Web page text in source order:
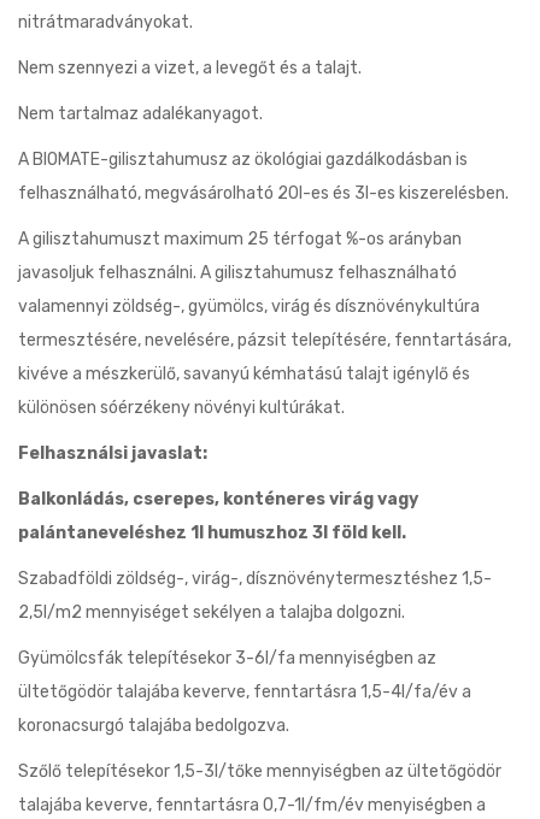
nitrátmaradványokat.
Nem szennyezi a vizet, a levegőt és a talajt.
Nem tartalmaz adalékanyagot.
A BIOMATE-gilisztahumusz az ökológiai gazdálkodásban is
felhasználható, megvásárolható 20l-es és 3l-es kiszerelésben.
A gilisztahumuszt maximum 25 térfogat %-os arányban
javasoljuk felhasználni. A gilisztahumusz felhasználható
valamennyi zöldség-, gyümölcs, virág és dísznövénykultúra
termesztésére, nevelésére, pázsit telepítésére, fenntartására,
kivéve a mészkerülő, savanyú kémhatású talajt igénylő és
különösen sóérzékeny növényi kultúrákat.
Felhasználsi javaslat:
Balkonládás, cserepes, konténeres virág vagy
palántaneveléshez 1l humuszhoz 3l föld kell.
Szabadföldi zöldség-, virág-, dísznövénytermesztéshez 1,5-
2,5l/m2 mennyiséget sekélyen a talajba dolgozni.
Gyümölcsfák telepítésekor 3-6l/fa mennyiségben az
ültetőgödör talajába keverve, fenntartásra 1,5-4l/fa/év a
koronacsurgó talajába bedolgozva.
Szőlő telepítésekor 1,5-3l/tőke mennyiségben az ültetőgödör
talajába keverve, fenntartásra 0,7-1l/fm/év menyiségben a